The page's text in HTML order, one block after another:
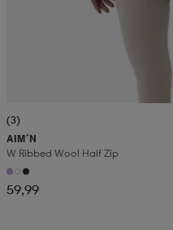
(3)
AIM´N
W Ribbed Wool Half Zip
59,99